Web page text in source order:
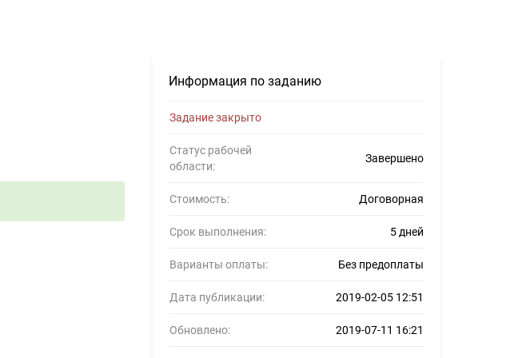
Информация по заданию
Задание закрыто
Статус рабочей
области:
Завершено
Стоимость: Договорная
Срок выполнения: 5 дней
Варианты оплаты: Без предоплаты
Дата публикации: 2019-02-05 12:51
Обновлено: 2019-07-11 16:21